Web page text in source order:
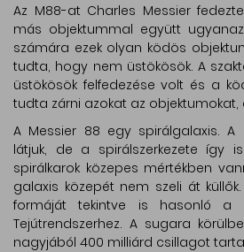
Az M88-at Charles Messier
más objektummal együtt
számára ezek olyan ködös
tudta, hogy nem üstökösök. A
üstökösök felfedezése volt és a
tudta zárni azokat az objektumokat,
A Messier 88 egy spirálgalaxis. A
látjuk, de a spirálszerkezete így
spirálkarok közepes mértékben
galaxis közepét nem szeli át
formáját tekintve is hasonló a
Tejútrendszerhez. A sugara
nagyjából 400 milliárd csillagot